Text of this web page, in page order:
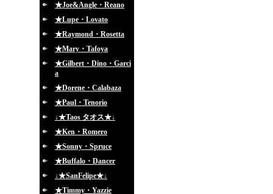
★Joe&Angle・Reano
★Lupe・Lovato
★Raymond・Rosetta
★Mary・Tafoya
★Gilbert・Dino・Garci
a
★Dorene・Calabaza
★Paul・Tenorio
↓★Taos タオス★↓
★Ken・Romero
★Sonny・Spruce
★Buffalo・Dancer
↓★SanFelipe★↓
★Timmy・Yazzie